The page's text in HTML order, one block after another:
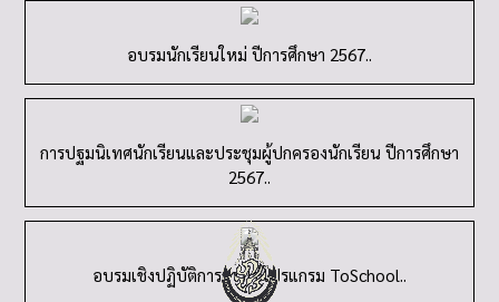
อบรมนักเรียนใหม่ ปีการศึกษา 2567..
การปฐมนิเทศนักเรียนและประชุมผู้ปกครองนักเรียน ปีการศึกษา
2567..
อบรมเชิงปฏิบัติการการใช้โปรแกรม ToSchool..